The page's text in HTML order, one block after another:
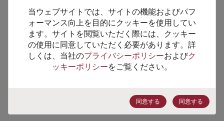
製品カテゴリー Logic
製品サブカテゴリー Programmable Logic
製品グループ FPGAs
8542.31.0060
ECCN番号 EAR99
当ウェブサイトでは、サイトの機能およびパフ
ォーマンス向上を目的にクッキーを使用してい
ます。サイトを閲覧いただく際には、クッキー
の使用に同意していただく必要があります。詳
しくは、当社のプライバシーポリシーおよびク
ッキーポリシーをご覧ください。
同意する 同意する